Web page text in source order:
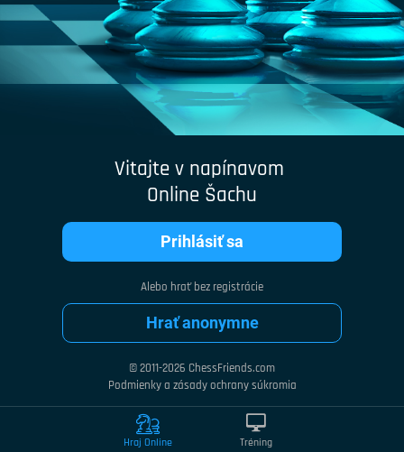
Vitajte v napínavom
Online Šachu
Prihlásiť sa
Alebo hrať bez registrácie
Hrať anonymne
© 2011-2026 ChessFriends.com
Podmienky a zásady ochrany súkromia
Hraj Online Tréning